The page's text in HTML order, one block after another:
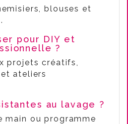
blouses et
pour DIY et
?
projets créatifs,
ateliers
au lavage ?
main ou programme